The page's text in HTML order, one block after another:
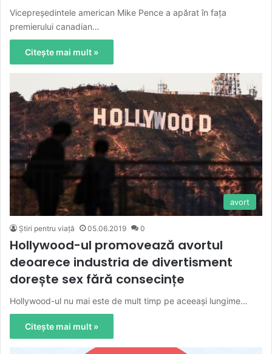
Vicepreședintele american Mike Pence a apărat în fața
premierului canadian…
Citește mai mult »
avort
Știri pentru viață 05.06.2019 0
Hollywood-ul promovează avortul
deoarece industria de divertisment
dorește sex fără consecințe
Hollywood-ul nu mai este de mult timp pe aceeași lungime…
Citește mai mult »